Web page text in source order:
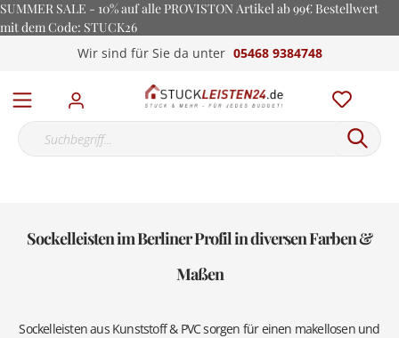
SUMMER SALE - 10% auf alle PROVISTON Artikel ab 99€ Bestellwert
mit dem Code: STUCK26
Wir sind für Sie da unter 05468 9384748
Sockelleisten im Berliner Profil in diversen Farben &
Maßen
Sockelleisten aus Kunststoff & PVC sorgen für einen makellosen und